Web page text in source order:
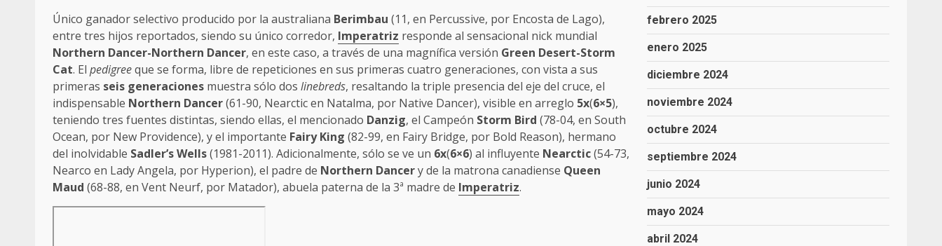
Único ganador selectivo producido por la australiana Berimbau (11, en Percussive, por Encosta de Lago),
entre tres hijos reportados, siendo su único corredor, Imperatriz responde al sensacional nick mundial
Northern Dancer-Northern Dancer, en este caso, a través de una magnífica versión Green Desert-Storm
Cat. El pedigreeque se forma, libre de repeticiones en sus primeras cuatro generaciones, con vista a sus
primeras seis generaciones muestra sólo dos linebreds, resaltando la triple presencia del eje del cruce, el
indispensable Northern Dancer(61-90, Nearctic en Natalma, por Native Dancer), visible en arreglo 5x(6×5),
teniendo tres fuentes distintas, siendo ellas, el mencionado Danzig, el Campeón Storm Bird (78-04, en South
Ocean, por New Providence), y el importante Fairy King (82-99, en Fairy Bridge, por Bold Reason), hermano
del inolvidable Sadler’s Wells(1981-2011). Adicionalmente, sólo se ve un 6x(6×6) al influyente Nearctic(54-73,
Nearco en Lady Angela, por Hyperion), el padre de Northern Dancery de la matrona canadiense Queen
Maud (68-88, en Vent Neurf, por Matador), abuela paterna de la 3ª madre de Imperatriz.
febrero 2025
enero 2025
diciembre 2024
noviembre 2024
octubre 2024
septiembre 2024
junio 2024
mayo 2024
abril 2024